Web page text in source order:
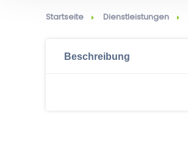
Startseite Dienstleistungen
Beschreibung